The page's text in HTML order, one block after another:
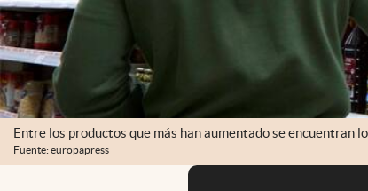
Entre los productos que más han aumentado se encuentran
Fuente: europapress